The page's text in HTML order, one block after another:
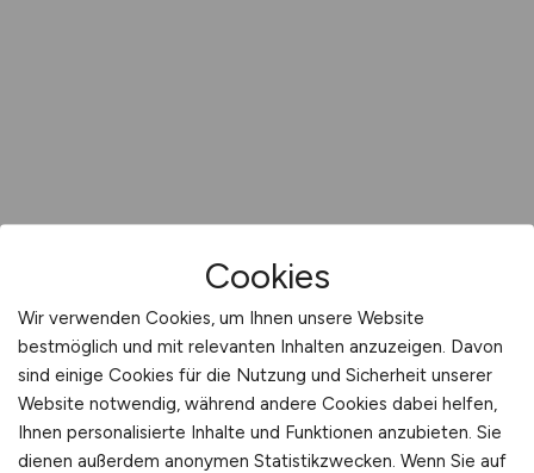
Cookies
Wir verwenden Cookies, um Ihnen unsere Website
bestmöglich und mit relevanten Inhalten anzuzeigen. Davon
sind einige Cookies für die Nutzung und Sicherheit unserer
Website notwendig, während andere Cookies dabei helfen,
Ihnen personalisierte Inhalte und Funktionen anzubieten. Sie
dienen außerdem anonymen Statistikzwecken. Wenn Sie auf